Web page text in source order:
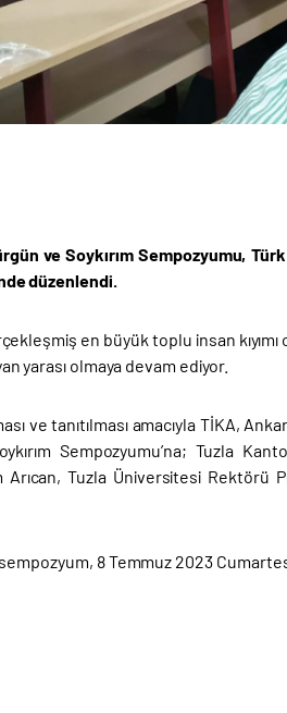
ve Soykırım Sempozyumu,
düzenlendi.
en büyük toplu insan
yarası olmaya devam ediyor.
ve tanıtılması amacıyla TİKA,
Sempozyumu’na; Tuzla
Tuzla Üniversitesi Rektörü
sempozyum, 8 Temmuz 2023